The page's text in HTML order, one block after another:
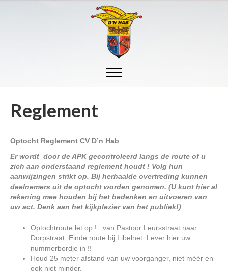
Reglement
Optocht Reglement CV D’n Hab
Er wordt door de APK gecontroleerd langs de route of u
zich aan onderstaand reglement houdt ! Volg hun
aanwijzingen strikt op. Bij herhaalde overtreding kunnen
deelnemers uit de optocht worden genomen. (U kunt hier al
rekening mee houden bij het bedenken en uitvoeren van
uw act. Denk aan het kijkplezier van het publiek!)
Optochtroute let op ! : van Pastoor Leursstraat naar
Dorpstraat. Einde route bij Libelnet. Lever hier uw
nummerbordje in !!
Houd 25 meter afstand van uw voorganger, niet méér en
ook niet minder.